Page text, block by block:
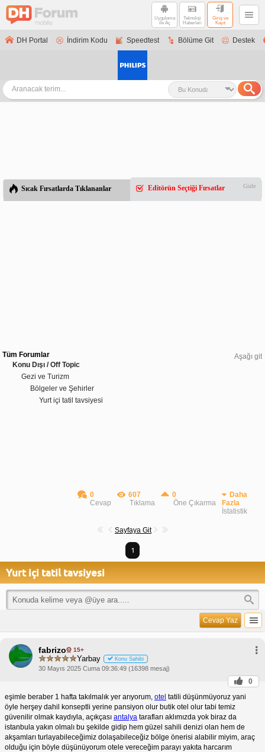
Uygulama
ile Aç
Teknoloji
Haberleri
Giriş ve
Kayıt
DH Portal İndirim Kodu Speedtest Bölüme Git Destek
Sıcak Fırsatlarda Tıklananlar Editörün Seçtiği Fırsatlar Gizle
Aşağı git
Tüm Forumlar
Konu Dışı / Off Topic
Gezi ve Turizm
Bölgeler ve Şehirler
Yurt içi tatil tavsiyesi
0
Cevap
607
Tıklama
0
Öne Çıkarma
Daha
Fazla
İstatistik
Sayfaya Git
1
Yurt içi tatil tavsiyesi
Cevap Yaz
fabrizo 15+
Yarbay Konu Sahibi
30 Mayıs 2025 Cuma 09:36:49 (16398 mesaj)
0
eşimle beraber 1 hafta takılmalık yer arıyorum, otel tatili düşünmüyoruz yani
öyle herşey dahil konseptli yerine pansiyon olur butik otel olur tabi temiz
güvenilir olmak kaydıyla, açıkçası antalya tarafları aklımızda yok biraz da
istanbula yakın olmalı bu şekilde gidip hem güzel sahili denizi olan hem de
akşamları turlayabileceğimiz dolaşabileceğiz bölge önerisi alabilir miyim, araç
olduğu için böyle düşünüyorum otele vereceğim parayı yakıta harcarım